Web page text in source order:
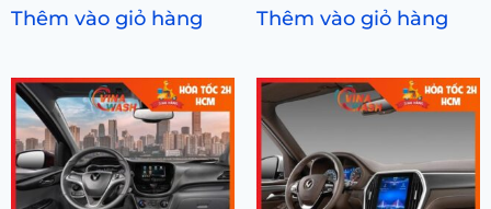
Thêm vào giỏ hàng Thêm vào giỏ hàng